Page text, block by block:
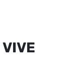
VIVE